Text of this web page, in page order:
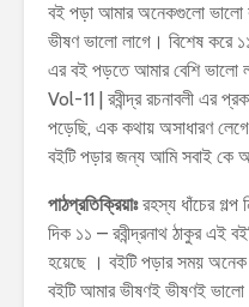
বই পড়া আমার অনেকগুলো
ভীষণ ভালো লাগে। বিশেষ করে
এর বই পড়তে আমার বেশি
Vol-11 | রবীন্দ্র রচনাবলী এর
পড়েছি, এক কথায় অসাধারণ
বইটি পড়ার জন্য আমি সবাই কে
পাঠপ্রতিক্রিয়াঃরহস্য ধাঁচের গল্প
দিক ১১ – রবীন্দ্রনাথ ঠাকুর এই
হয়েছে । বইটি পড়ার সময়
বইটি আমার ভীষণই ভীষণই ভালো